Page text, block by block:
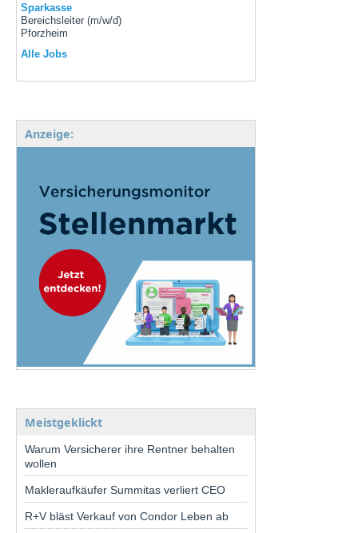
Sparkasse
Bereichsleiter (m/w/d)
Pforzheim
Alle Jobs
Anzeige:
Meistgeklickt
Warum Versicherer ihre Rentner behalten
wollen
Makleraufkäufer Summitas verliert CEO
R+V bläst Verkauf von Condor Leben ab